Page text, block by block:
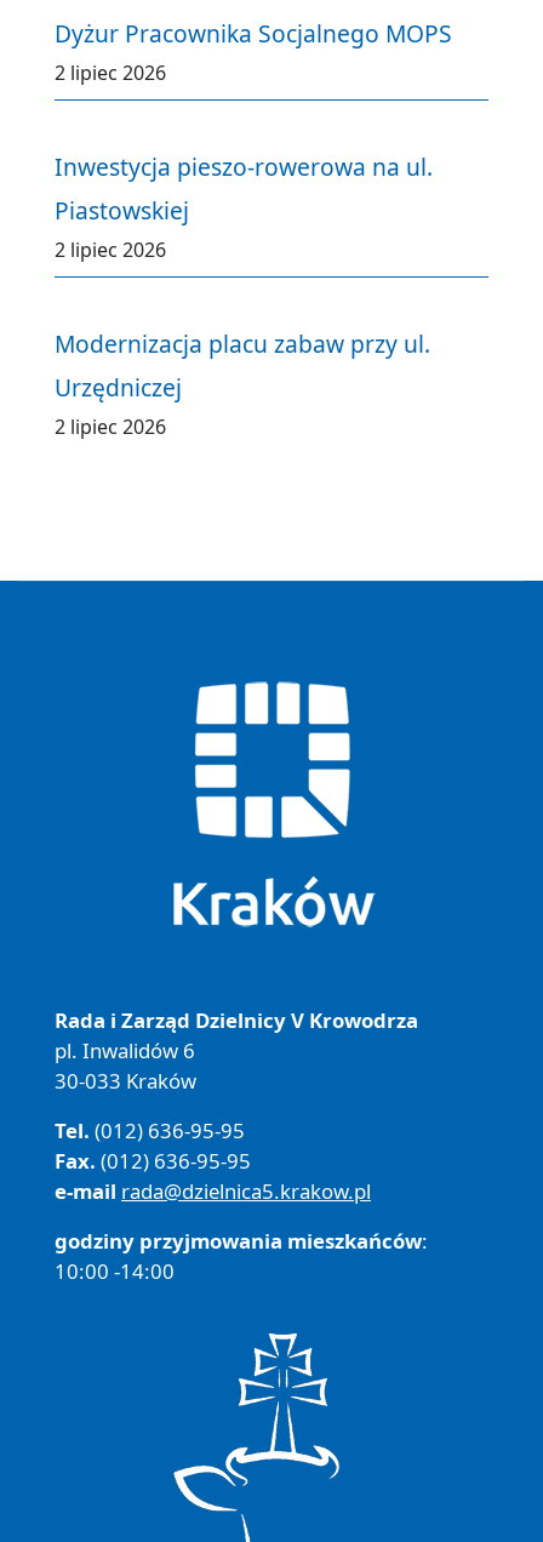
Dyżur Pracownika Socjalnego MOPS
2 lipiec 2026
Inwestycja pieszo-rowerowa na ul.
Piastowskiej
2 lipiec 2026
Modernizacja placu zabaw przy ul.
Urzędniczej
2 lipiec 2026
Rada i Zarząd Dzielnicy V Krowodrza
pl. Inwalidów 6
30-033 Kraków
Tel. (012) 636-95-95
Fax. (012) 636-95-95
e-mail rada@dzielnica5.krakow.pl
godziny przyjmowania mieszkańców:
10:00 -14:00